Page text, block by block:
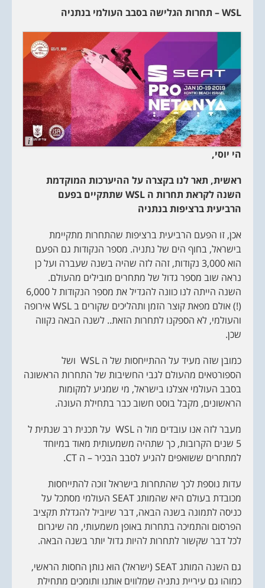
WSL– תחרות הגלישה בסבב העולמי בנתניה
L
o
הי יוסי,
ראשית, תאר לנו בקצרה על ההיערכות המוקדמת
השנה לקראת תחרות ה WSL שתתקיים בפעם
הרביעית ברציפות בנתניה
אכן, זו הפעם הרביעית ברציפות שהתחרות מתקיימת
בישראל, בחוף הים של נתניה. מספר הנקודות גם הפעם
הוא 3,000 נקודות, זהה לזה שהיה בשנה שעברה ועל כן
נראה שוב מספר גדול של מתחרים מובילים מהעולם.
השנה הייתה לנו כוונה להגדיל את מספר הנקודות ל 6,000
(!) אולם מפאת קוצר הזמן ותהליכים שקורים ב WSL אירופה
והעולמי, לא הספקנו לתחרות הזאת.. לשנה הבאה נקווה
שכן.
כמובן שזה מעיד על ההתייחסות של ה WSL ושל
הספורטאים מהעולם לגבי החשיבות של התחרות הראשונה
בסבב העולמי אצלנו בישראל, מי שמגיע למקומות
הראשונים, מקבל בוסט חשוב כבר בתחילת העונה.
מעבר לזה אנו עובדים מול ה WSL על תכנית רב שנתית ל
5 שנים הקרובות, כך שתהיה משמעותית מאוד במיוחד
למתחרים ששואפים להגיע לסבב הבכיר – ה CT.
עדות נוספת לכך שהתחרות בישראל זוכה להתייחסות
מכובדת בעולם היא שהמותג SEAT העולמי מסתכל על
כניסה לתמונה בשנה הבאה, דבר שיוביל להגדלת תקציב
הפרסום והתמיכה בתחרות באופן משמעותי, מה שיגרום
לכל דבר שקשור לתחרות להיות גדול יותר בשנה הבאה.
גם השנה המותג SEAT (ישראל) הוא נותן החסות הראשי,
כמוהו גם עיריית נתניה שמלווים אותנו ותומכים מתחילת